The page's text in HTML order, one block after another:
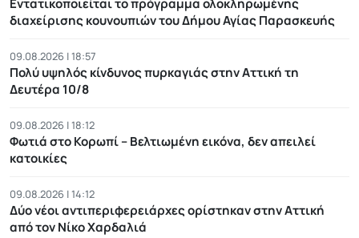
Εντατικοποιείται το πρόγραμμα ολοκληρωμένης
διαχείρισης κουνουπιών του Δήμου Αγίας Παρασκευής
09.08.2026 | 18:57
Πολύ υψηλός κίνδυνος πυρκαγιάς στην Αττική τη
Δευτέρα 10/8
09.08.2026 | 18:12
Φωτιά στο Κορωπί – Βελτιωμένη εικόνα, δεν απειλεί
κατοικίες
09.08.2026 | 14:12
Δύο νέοι αντιπεριφερειάρχες ορίστηκαν στην Αττική
από τον Νίκο Χαρδαλιά